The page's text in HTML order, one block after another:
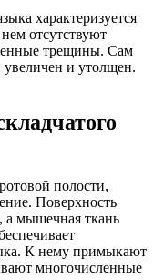
характеризуется
отсутствуют
трещины. Сам
увеличен и утолщен.
полости,
Поверхность
а мышечная ткань
К нему примыкают
многочисленные